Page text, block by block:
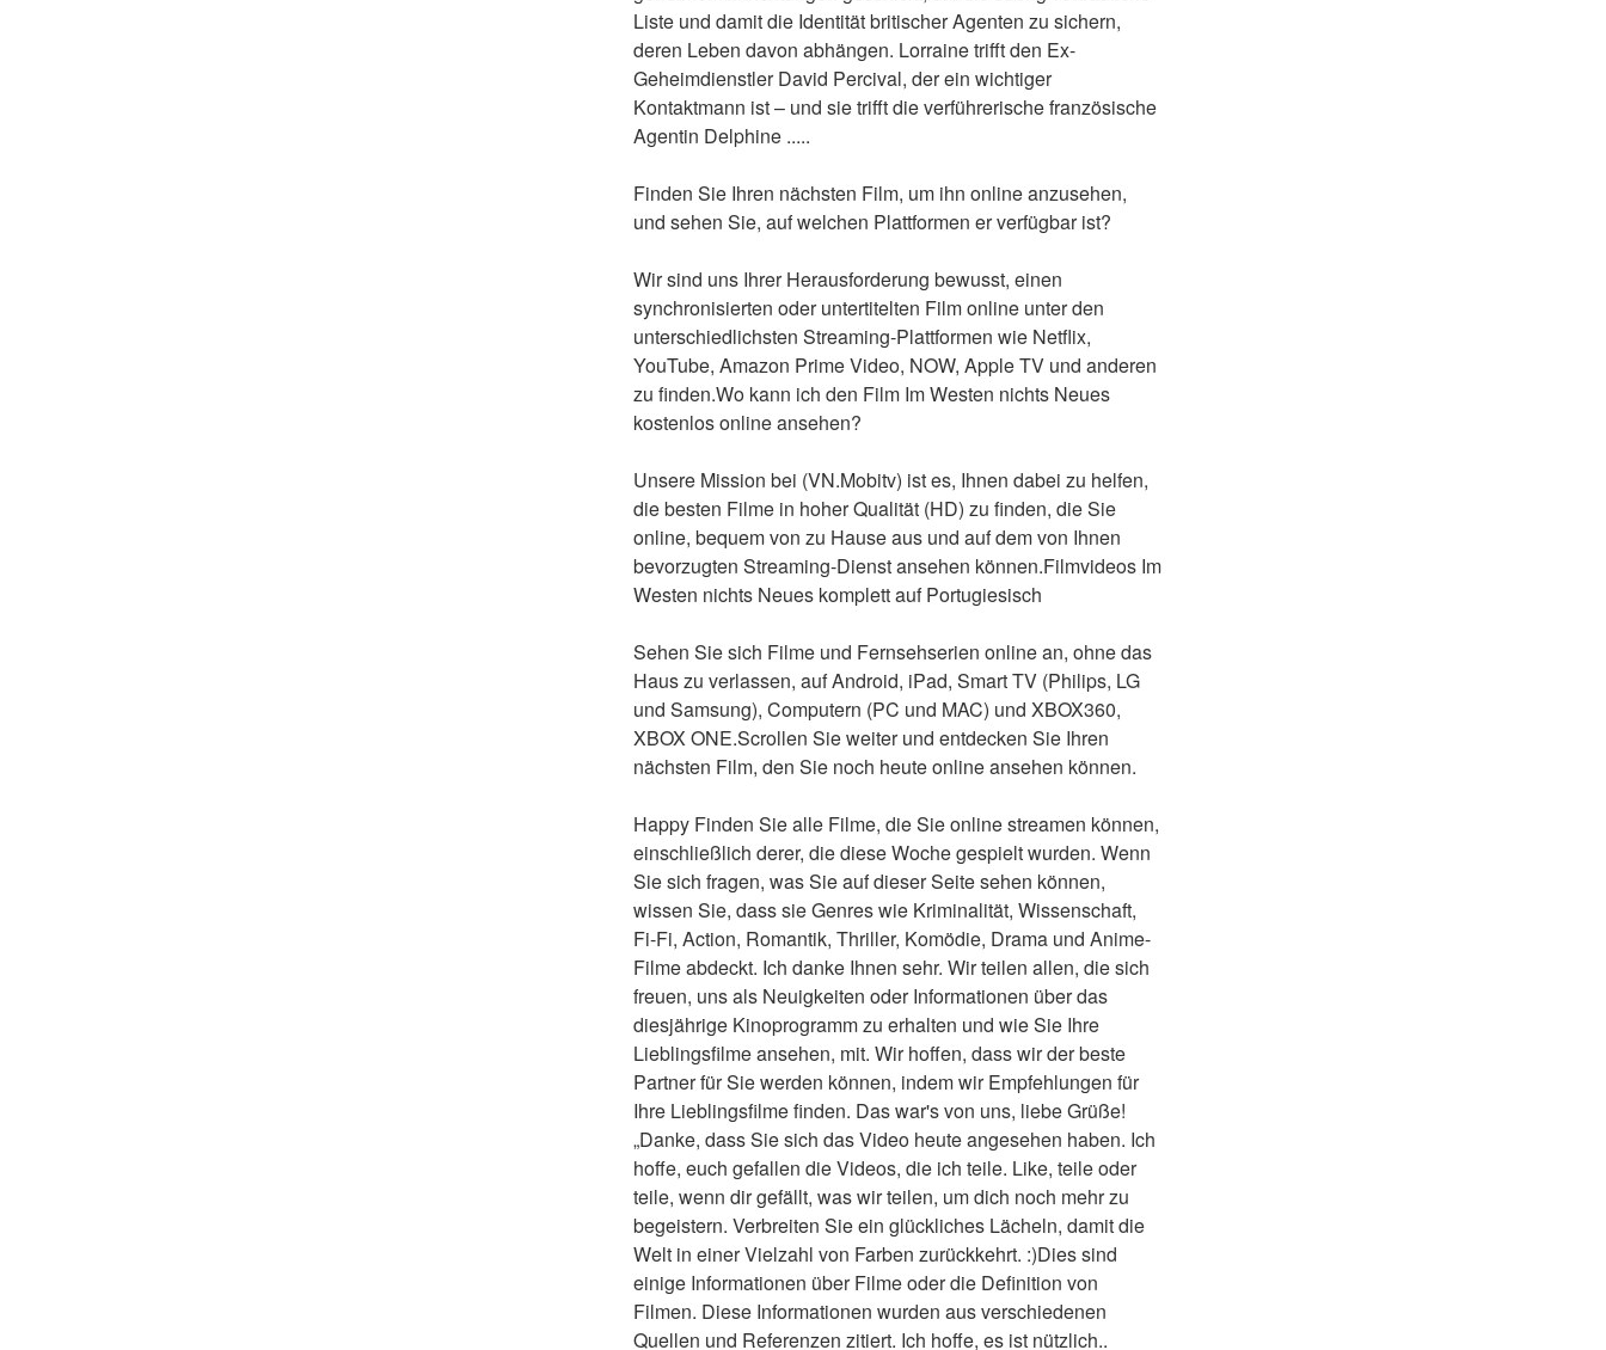
Liste und damit die Identität britischer Agenten zu sichern,
deren Leben davon abhängen. Lorraine trifft den Ex-
Geheimdienstler David Percival, der ein wichtiger
Kontaktmann ist – und sie trifft die verführerische französische
Agentin Delphine .....
Finden Sie Ihren nächsten Film, um ihn online anzusehen,
und sehen Sie, auf welchen Plattformen er verfügbar ist?
Wir sind uns Ihrer Herausforderung bewusst, einen
synchronisierten oder untertitelten Film online unter den
unterschiedlichsten Streaming-Plattformen wie Netflix,
YouTube, Amazon Prime Video, NOW, Apple TV und anderen
zu finden.Wo kann ich den Film Im Westen nichts Neues
kostenlos online ansehen?
Unsere Mission bei (VN.Mobitv) ist es, Ihnen dabei zu helfen,
die besten Filme in hoher Qualität (HD) zu finden, die Sie
online, bequem von zu Hause aus und auf dem von Ihnen
bevorzugten Streaming-Dienst ansehen können.Filmvideos Im
Westen nichts Neues komplett auf Portugiesisch
Sehen Sie sich Filme und Fernsehserien online an, ohne das
Haus zu verlassen, auf Android, iPad, Smart TV (Philips, LG
und Samsung), Computern (PC und MAC) und XBOX360,
XBOX ONE.Scrollen Sie weiter und entdecken Sie Ihren
nächsten Film, den Sie noch heute online ansehen können.
Happy Finden Sie alle Filme, die Sie online streamen können,
einschließlich derer, die diese Woche gespielt wurden. Wenn
Sie sich fragen, was Sie auf dieser Seite sehen können,
wissen Sie, dass sie Genres wie Kriminalität, Wissenschaft,
Fi-Fi, Action, Romantik, Thriller, Komödie, Drama und Anime-
Filme abdeckt. Ich danke Ihnen sehr. Wir teilen allen, die sich
freuen, uns als Neuigkeiten oder Informationen über das
diesjährige Kinoprogramm zu erhalten und wie Sie Ihre
Lieblingsfilme ansehen, mit. Wir hoffen, dass wir der beste
Partner für Sie werden können, indem wir Empfehlungen für
Ihre Lieblingsfilme finden. Das war's von uns, liebe Grüße!
„Danke, dass Sie sich das Video heute angesehen haben. Ich
hoffe, euch gefallen die Videos, die ich teile. Like, teile oder
teile, wenn dir gefällt, was wir teilen, um dich noch mehr zu
begeistern. Verbreiten Sie ein glückliches Lächeln, damit die
Welt in einer Vielzahl von Farben zurückkehrt. :)Dies sind
einige Informationen über Filme oder die Definition von
Filmen. Diese Informationen wurden aus verschiedenen
Quellen und Referenzen zitiert. Ich hoffe, es ist nützlich..